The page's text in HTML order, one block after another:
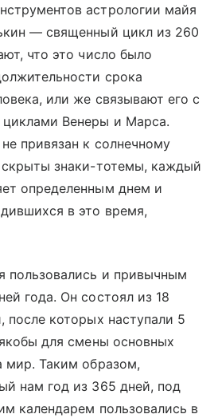
астрологии майя
— священный цикл из 260
что это число было
срока
или же связывают его с
Венеры и Марса.
привязан к солнечному
знаки-тотемы, каждый
определенным днем и
в это время,
пользовались и привычным
года. Он состоял из 18
после которых наступали 5
для смены основных
мир. Таким образом,
нам год из 365 дней, под
календарем пользовались в